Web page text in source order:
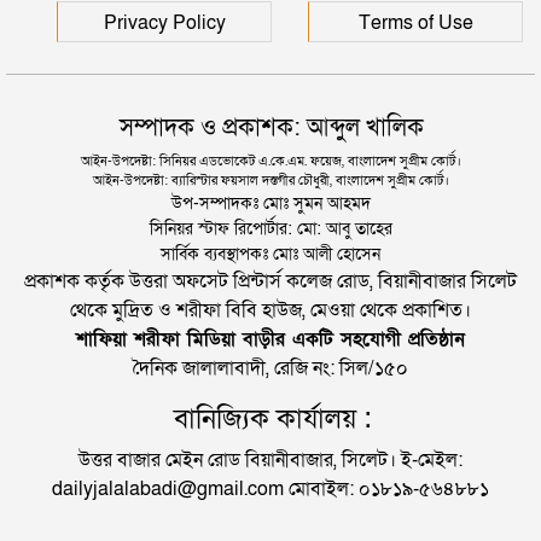
Privacy Policy Terms of Use
সম্পাদক ও প্রকাশক: আব্দুল খালিক
আইন-উপদেষ্টা: সিনিয়র এডভোকেট এ.কে.এম. ফয়েজ, বাংলাদেশ সুপ্রীম কোর্ট।
আইন-উপদেষ্টা: ব্যারিস্টার ফয়সাল দস্তগীর চৌধুরী, বাংলাদেশ সুপ্রীম কোর্ট।
উপ-সম্পাদকঃ মোঃ সুমন আহমদ
সিনিয়র স্টাফ রিপোর্টার: মো: আবু তাহের
সার্বিক ব্যবস্থাপকঃ মোঃ আলী হোসেন
প্রকাশক কর্তৃক উত্তরা অফসেট প্রিন্টার্স কলেজ রোড, বিয়ানীবাজার সিলেট
থেকে মুদ্রিত ও শরীফা বিবি হাউজ, মেওয়া থেকে প্রকাশিত।
শাফিয়া শরীফা মিডিয়া বাড়ীর একটি সহযোগী প্রতিষ্ঠান
দৈনিক জালালাবাদী, রেজি নং: সিল/১৫০
বানিজ্যিক কার্যালয় :
উত্তর বাজার মেইন রোড বিয়ানীবাজার, সিলেট। ই-মেইল:
dailyjalalabadi@gmail.com মোবাইল: ০১৮১৯-৫৬৪৮৮১